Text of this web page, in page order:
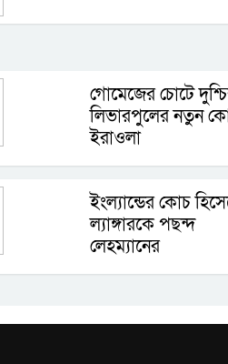
গোমেজের চোটে
লিভারপুলের নতুন
ইরাওলা
ইংল্যান্ডের কোচ
ল্যাঙ্গারকে পছন্দ
লেহম্যানের